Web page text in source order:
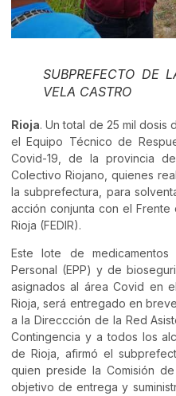
SUBPREFECTO DE
VELA CASTRO
Rioja. Un total de 25 mil dosis
el Equipo Técnico de
Covid-19, de la provincia
Colectivo Riojano, quienes
la subprefectura, para
acción conjunta con el
Rioja (FEDIR).
Este lote de
Personal (EPP) y de
asignados al área Covid en
Rioja, será entregado en
a la Direccción de la Red
Contingencia y a todos los
de Rioja, afirmó el
quien preside la Comisión
objetivo de entrega y